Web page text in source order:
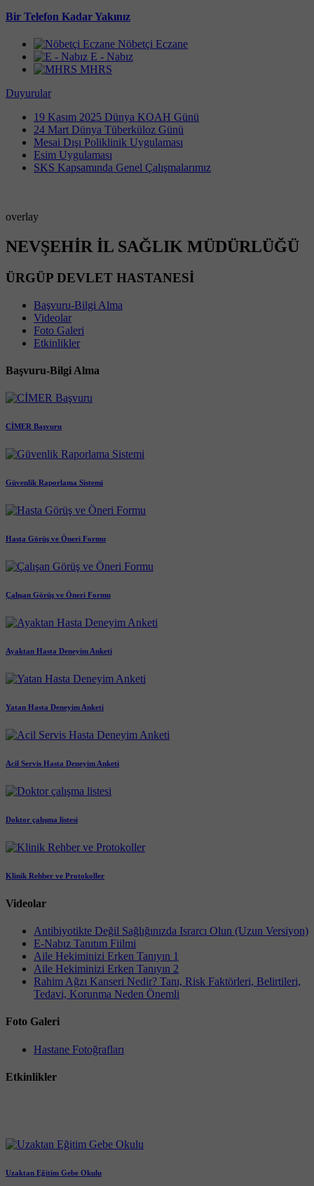
Bir Telefon Kadar Yakınız
Nöbetçi Eczane
E - Nabız
MHRS
Duyurular
19 Kasım 2025 Dünya KOAH Günü
24 Mart Dünya Tüberküloz Günü
Mesai Dışı Poliklinik Uygulaması
Esim Uygulaması
SKS Kapsamında Genel Çalışmalarımız
overlay
NEVŞEHİR İL SAĞLIK MÜDÜRLÜĞÜ
ÜRGÜP DEVLET HASTANESİ
Başvuru-Bilgi Alma
Videolar
Foto Galeri
Etkinlikler
Başvuru-Bilgi Alma
CİMER Başvuru
Güvenlik Raporlama Sistemi
Hasta Görüş ve Öneri Formu
Çalışan Görüş ve Öneri Formu
Ayaktan Hasta Deneyim Anketi
Yatan Hasta Deneyim Anketi
Acil Servis Hasta Deneyim Anketi
Doktor çalışma listesi
Klinik Rehber ve Protokoller
Videolar
Antibiyotikte Değil Sağlığınızda Israrcı Olun (Uzun Versiyon)
E-Nabız Tanıtım Fiilmi
Aile Hekiminizi Erken Tanıyın 1
Aile Hekiminizi Erken Tanıyın 2
Rahim Ağzı Kanseri Nedir? Tanı, Risk Faktörleri, Belirtileri,
Tedavi, Korunma Neden Önemli
Foto Galeri
Hastane Fotoğrafları
Etkinlikler
Uzaktan Eğitim Gebe Okulu